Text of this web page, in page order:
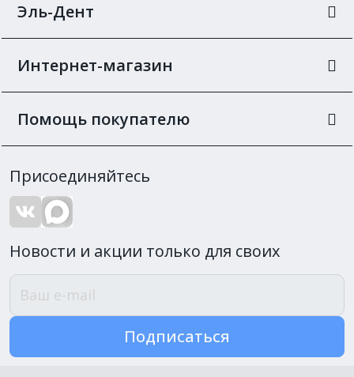
Эль-Дент
Интернет-магазин
Помощь покупателю
Присоединяйтесь
Новости и акции только для своих
Подписаться